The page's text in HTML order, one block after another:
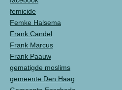
femicide
Femke Halsema
Frank Candel
Frank Marcus
Frank Paauw
gematigde moslims
gemeente Den Haag